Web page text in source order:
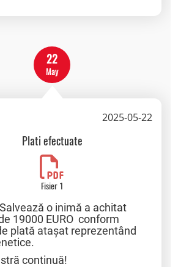
22
May
2025-05-22
Plati efectuate
Fisier 1
o inimă a achitat
19000 EURO conform
plată atașat reprezentând
continuă!